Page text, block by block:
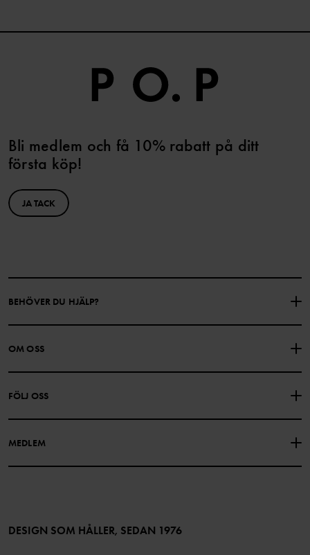
Bli medlem och få 10% rabatt på ditt
första köp!
JA TACK
BEHÖVER DU HJÄLP?
KONTAKTA OSS
PRESENTKORTSALDO KÖPVILLKOR
INTEGRITETSPOLICY
OM OSS
FÖLJ OSS
MEDLEM
Bli medlem
DESIGN SOM HÅLLER, SEDAN 1976